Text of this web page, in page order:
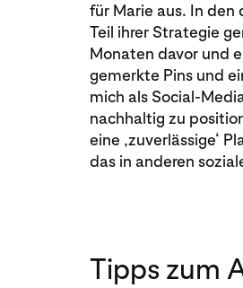
für Marie aus. In
Teil ihrer Strategie
Monaten davor und
gemerkte Pins und
mich als Social-
nachhaltig zu
eine ‚zuverlässige‘
das in anderen
Tipps zum